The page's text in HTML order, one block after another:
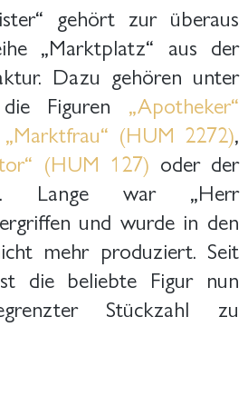
gehört zur überaus
„Marktplatz“ aus der
Dazu gehören unter
Figuren „Apotheker“
„Marktfrau“ (HUM 2272),
(HUM 127) oder der
. Lange war „Herr
und wurde in den
mehr produziert. Seit
die beliebte Figur nun
Stückzahl zu